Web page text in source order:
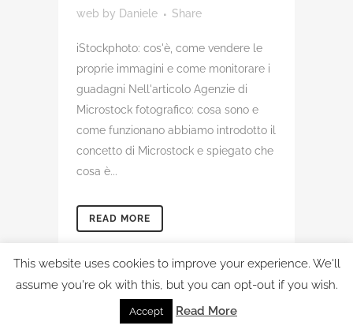
web by Daniele Share
iStockphoto: cos'è, come vendere le
proprie immagini e come monitorare i
guadagni Nell'articolo Agenzie di
Microstock fotografico: cosa sono e
come funzionano abbiamo introdotto il
concetto di Microstock e spiegato che
cosa è...
READ MORE
19 GEN COS’È E
This website uses cookies to improve your experience. We'll
assume you're ok with this, but you can opt-out if you wish.
Accept Read More